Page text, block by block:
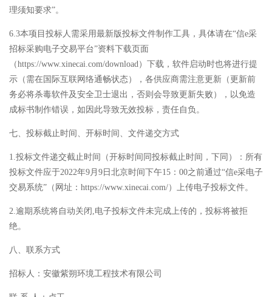
理须知要求”。
6.3本项目投标人需采用最新版投标文件制作工具，具体请在“信e采
招标采购电子交易平台”资料下载页面
（https://www.xinecai.com/download）下载，软件启动时也将进行提
示（需在国际互联网络通畅状态），各供应商需注意更新（更新前
务必将杀毒软件及安全卫士退出，否则会导致更新失败），以免造
成标书制作错误，如因此导致无效投标，责任自负。
七、投标截止时间、开标时间、文件递交方式
1.投标文件递交截止时间（开标时间同投标截止时间，下同）：所有
投标文件应于2022年9月9日北京时间下午15：00之前通过“信e采电子
交易系统”（网址：https://www.xinecai.com/）上传电子投标文件。
2.逾期系统将自动关闭,电子投标文件未完成上传的，投标将被拒
绝。
八、联系方式
招标人：安徽紫朔环境工程技术有限公司